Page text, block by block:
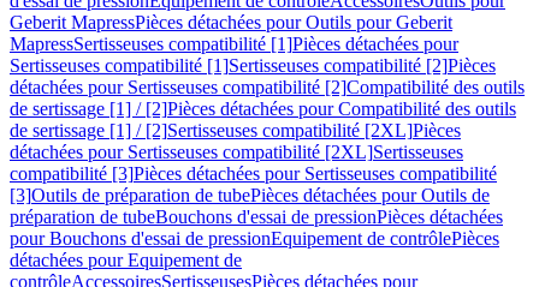
Geberit MapressPièces détachées pour Outils pour Geberit
MapressSertisseuses compatibilité [1]Pièces détachées pour
Sertisseuses compatibilité [1]Sertisseuses compatibilité [2]Pièces
détachées pour Sertisseuses compatibilité [2]Compatibilité des outils
de sertissage [1] / [2]Pièces détachées pour Compatibilité des outils
de sertissage [1] / [2]Sertisseuses compatibilité [2XL]Pièces
détachées pour Sertisseuses compatibilité [2XL]Sertisseuses
compatibilité [3]Pièces détachées pour Sertisseuses compatibilité
[3]Outils de préparation de tubePièces détachées pour Outils de
préparation de tubeBouchons d'essai de pressionPièces détachées
pour Bouchons d'essai de pressionEquipement de contrôlePièces
détachées pour Equipement de
contrôleAccessoiresSertisseusesPièces détachées pour